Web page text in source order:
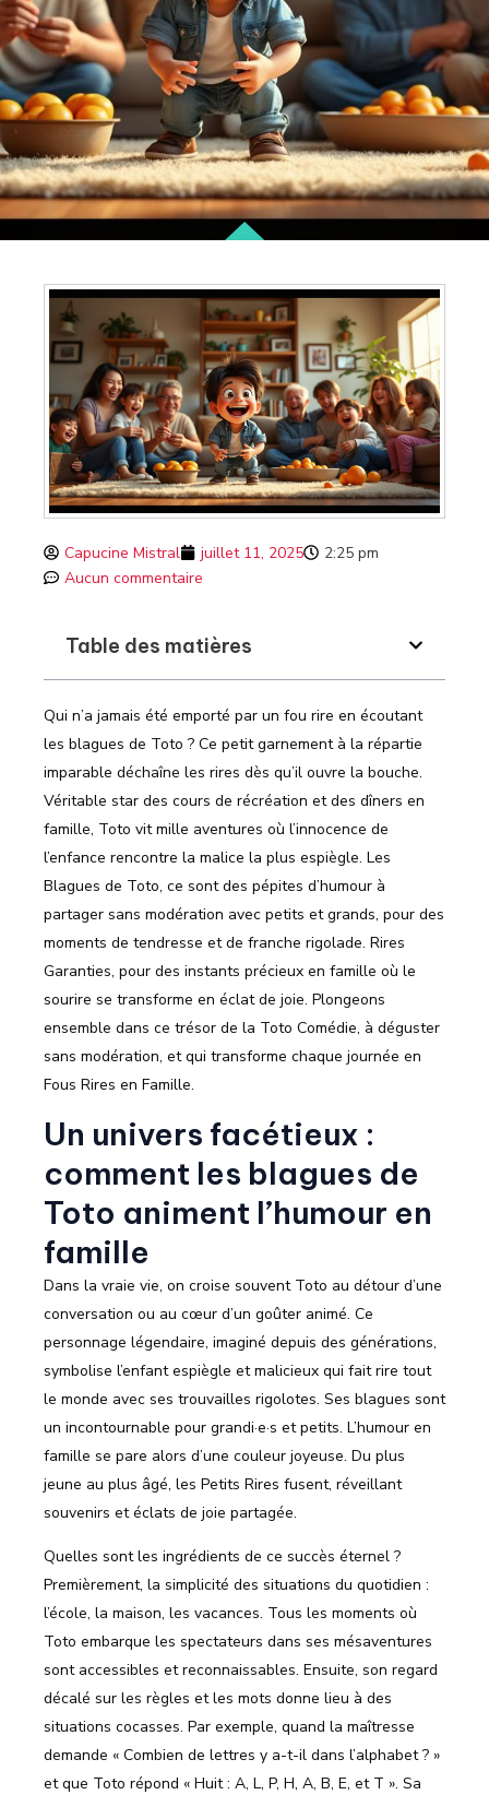
Capucine Mistral juillet 11, 2025
2:25 pm
Aucun commentaire
Table des matières
Qui n’a jamais été emporté par un fou rire en écoutant
les blagues de Toto ? Ce petit garnement à la répartie
imparable déchaîne les rires dès qu’il ouvre la bouche.
Véritable star des cours de récréation et des dîners en
famille, Toto vit mille aventures où l’innocence de
l’enfance rencontre la malice la plus espiègle. Les
Blagues de Toto, ce sont des pépites d’humour à
partager sans modération avec petits et grands, pour des
moments de tendresse et de franche rigolade. Rires
Garanties, pour des instants précieux en famille où le
sourire se transforme en éclat de joie. Plongeons
ensemble dans ce trésor de la Toto Comédie, à déguster
sans modération, et qui transforme chaque journée en
Fous Rires en Famille.
Un univers facétieux :
comment les blagues de
Toto animent l’humour en
famille
Dans la vraie vie, on croise souvent Toto au détour d’une
conversation ou au cœur d’un goûter animé. Ce
personnage légendaire, imaginé depuis des générations,
symbolise l’enfant espiègle et malicieux qui fait rire tout
le monde avec ses trouvailles rigolotes. Ses blagues sont
un incontournable pour grandi·e·s et petits. L’humour en
famille se pare alors d’une couleur joyeuse. Du plus
jeune au plus âgé, les Petits Rires fusent, réveillant
souvenirs et éclats de joie partagée.
Quelles sont les ingrédients de ce succès éternel ?
Premièrement, la simplicité des situations du quotidien :
l’école, la maison, les vacances. Tous les moments où
Toto embarque les spectateurs dans ses mésaventures
sont accessibles et reconnaissables. Ensuite, son regard
décalé sur les règles et les mots donne lieu à des
situations cocasses. Par exemple, quand la maîtresse
demande « Combien de lettres y a-t-il dans l’alphabet ? »
et que Toto répond « Huit : A, L, P, H, A, B, E, et T ». Sa